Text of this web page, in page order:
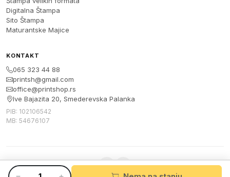
Digitalna Štampa
Sito Štampa
Maturantske Majice
KONTAKT
065 323 44 88
printsh@gmail.com
office@printshop.rs
Ive Bajazita 20, Smederevska Palanka
PIB: 102106542
MB: 54676107